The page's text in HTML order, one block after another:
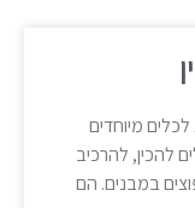
מיוחדים
להכין, להרכיב
במבנים. הם